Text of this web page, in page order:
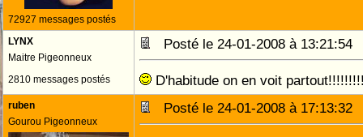
72927 messages postés
LYNX
Maitre Pigeonneux
2810 messages postés
Posté le 24-01-2008 à
D'habitude on en voit
ruben
Gourou Pigeonneux
Posté le 24-01-2008 à